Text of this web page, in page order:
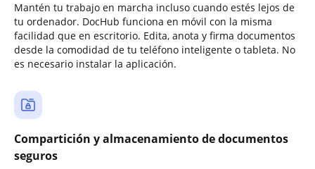
Mantén tu trabajo en marcha incluso cuando estés lejos de
tu ordenador. DocHub funciona en móvil con la misma
facilidad que en escritorio. Edita, anota y firma documentos
desde la comodidad de tu teléfono inteligente o tableta. No
es necesario instalar la aplicación.
Compartición y almacenamiento de documentos
seguros